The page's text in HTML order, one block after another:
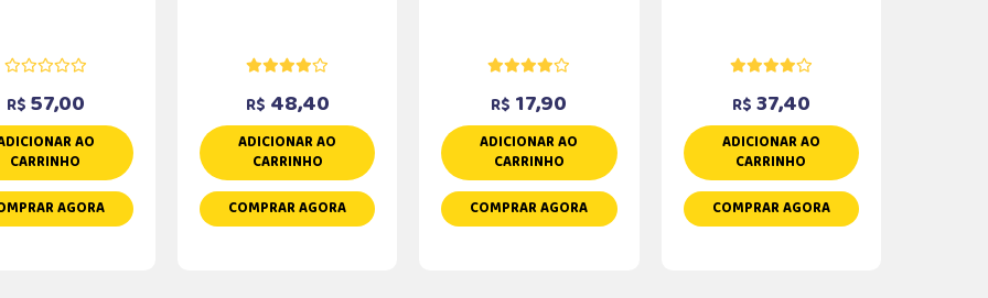
R$ 57,00
AO
CARRINHO
AGORA
R$ 48,40
ADICIONAR AO
CARRINHO
COMPRAR AGORA
R$ 17,90
ADICIONAR AO
CARRINHO
COMPRAR AGORA
R$ 37,40
ADICIONAR AO
CARRINHO
COMPRAR AGORA